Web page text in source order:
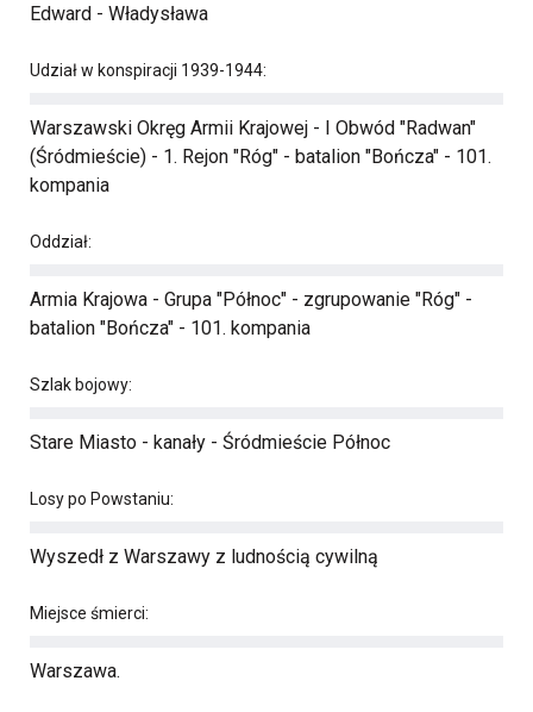
Edward - Władysława
Udział w konspiracji 1939-1944:
Warszawski Okręg Armii Krajowej - I Obwód "Radwan"
(Śródmieście) - 1. Rejon "Róg" - batalion "Bończa" - 101.
kompania
Oddział:
Armia Krajowa - Grupa "Północ" - zgrupowanie "Róg" -
batalion "Bończa" - 101. kompania
Szlak bojowy:
Stare Miasto - kanały - Śródmieście Północ
Losy po Powstaniu:
Wyszedł z Warszawy z ludnością cywilną
Miejsce śmierci:
Warszawa.